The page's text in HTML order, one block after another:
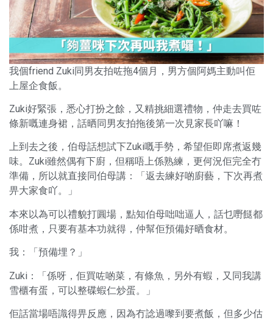
我個friend Zuki同男友拍咗拖4個月，男方個阿媽主動叫佢
上屋企食飯。
Zuki好緊張，悉心打扮之餘，又精挑細選禮物，仲走去買咗
條新嘅連身裙，話晒同男友拍拖後第一次見家長吖嘛！
上到去之後，伯母話想試下Zuki嘅手勢，希望佢即席煮返幾
味。Zuki雖然偶有下廚，但稱唔上係熟練，更何況佢完全冇
準備，所以就直接同伯母講：「返去練好啲廚藝，下次再煮
畀大家食吖。」
本來以為可以禮貌打圓場，點知伯母咄咄逼人，話乜嘢餸都
係咁煮，只要有基本功就得，仲幫佢預備好晒食材。
我：「預備埋？」
Zuki：「係呀，佢買咗啲菜，有條魚，另外有蝦，又同我講
雪櫃有蛋，可以整碟蝦仁炒蛋。」
佢話當場唔識得畀反應，因為冇諗過嚟到要煮飯，但多少估